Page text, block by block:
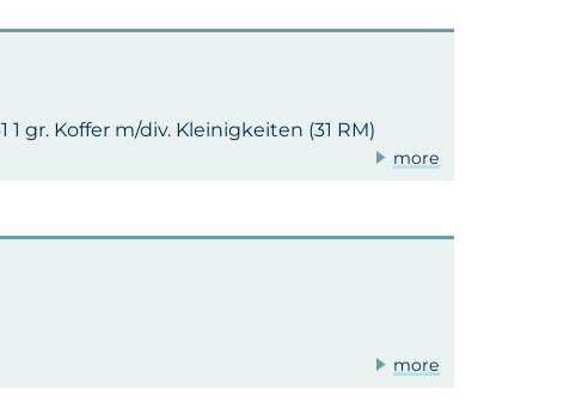
1 gr. Koffer m/div. Kleinigkeiten (31 RM)
more
more